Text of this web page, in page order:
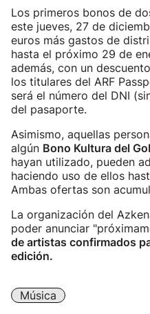
Los primeros bonos de
este jueves, 27 de
euros más gastos de
hasta el próximo 29 de
además, con un
los titulares del ARF
será el número del DNI
del pasaporte.
Asimismo, aquellas
algún Bono Kultura del
hayan utilizado, pueden
haciendo uso de ellos
Ambas ofertas son
La organización del
poder anunciar
de artistas confirmados
edición.
Música